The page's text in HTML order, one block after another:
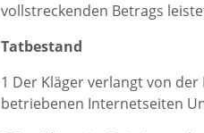
vollstreckenden Betrags
Tatbestand
1 Der Kläger verlangt von
betriebenen Internetseiten